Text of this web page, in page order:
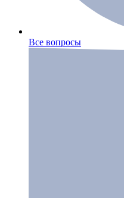
Все вопросы